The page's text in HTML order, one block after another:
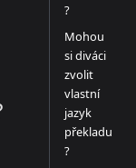
?
Mohou
si diváci
zvolit
vlastní
jazyk
překladu
?